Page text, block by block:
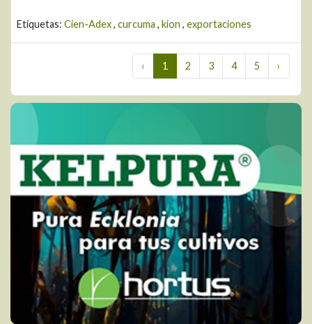
Etiquetas: Cien-Adex, curcuma , kion , exportaciones
‹ 1 2 3 4 5 ›